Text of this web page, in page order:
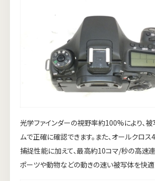
光学ファインダーの視野率約100%により、被
ムで正確に確認できます。また、オールクロ
捕捉性能に加えて、最高約10コマ/秒の高速
ポーツや動物などの動きの速い被写体を快適